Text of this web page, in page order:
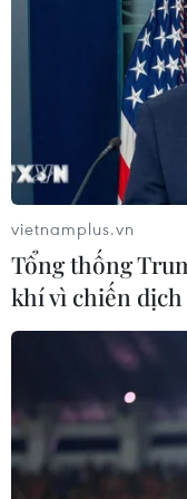
Tình
diễn ra ở Hồ
09/04/2019 01:30
Theo thông tin
khoảng đầu giờ
đầu dạt vào bờ và
vietnamplus.vn
Tổng thống
khí vì chiến